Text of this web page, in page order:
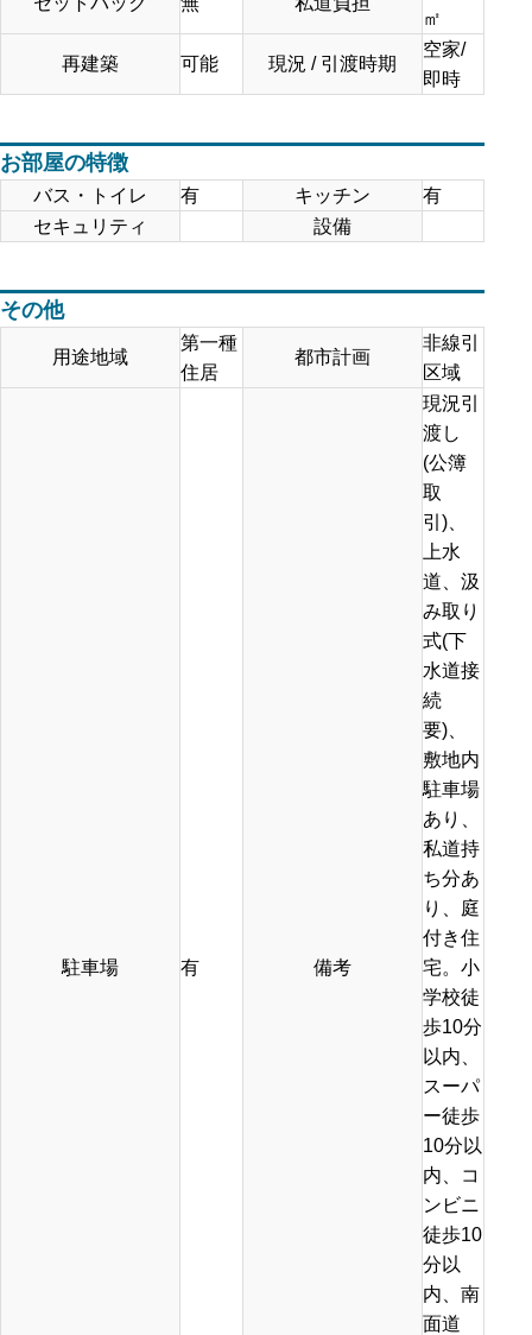
㎡
再建築 可能 現況 / 引渡時期
空家/
即時
お部屋の特徴
バス・トイレ 有 キッチン
有
セキュリティ
設備
その他
用途地域
第一種
住居
都市計画
非線引
区域
駐車場 有 備考
現況引
渡し
(公簿
取
引)、
上水
道、汲
み取り
式(下
水道接
続
要)、
敷地内
駐車場
あり、
私道持
ち分あ
り、庭
付き住
宅。小
学校徒
歩10分
以内、
スーパ
ー徒歩
10分以
内、コ
ンビニ
徒歩10
分以
内、南
面道